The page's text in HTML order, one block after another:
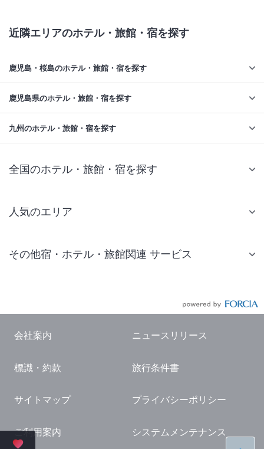
近隣エリアのホテル・旅館・宿を探す
鹿児島・桜島のホテル・旅館・宿を探す
鹿児島県のホテル・旅館・宿を探す
九州のホテル・旅館・宿を探す
全国のホテル・旅館・宿を探す
人気のエリア
仙台 ホテル
東京ドーム ホテル
横浜 ホテル
熱海 ホテル
京都 ホテル
その他宿・ホテル・旅館関連 サービス
国内観光ガイド
旅行・観光情報
会社案内 ニュースリリース
標識・約款 旅行条件書
サイトマップ プライバシーポリシー
ご利用案内 システムメンテナンス